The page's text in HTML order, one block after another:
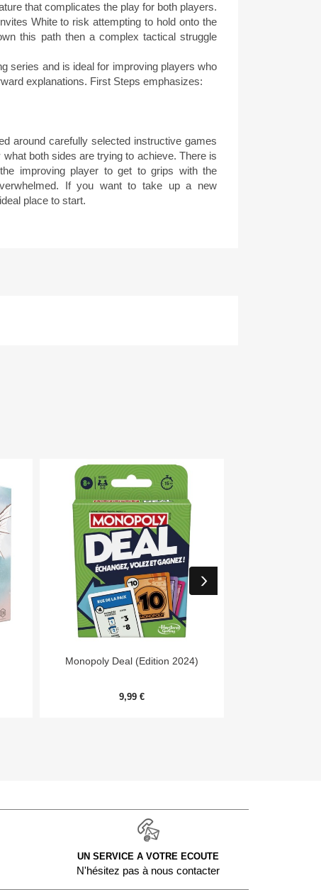
that complicates the play for both players.
White to risk attempting to hold onto the
this path then a complex tactical struggle
series and is ideal for improving players who
explanations. First Steps emphasizes:
around carefully selected instructive games
both sides are trying to achieve. There is
improving player to get to grips with the
If you want to take up a new
place to start.
Aperçu rapide
Monopoly Deal (Edition 2024)
9,99 €
UN SERVICE A VOTRE ECOUTE
N'hésitez pas à nous contacter